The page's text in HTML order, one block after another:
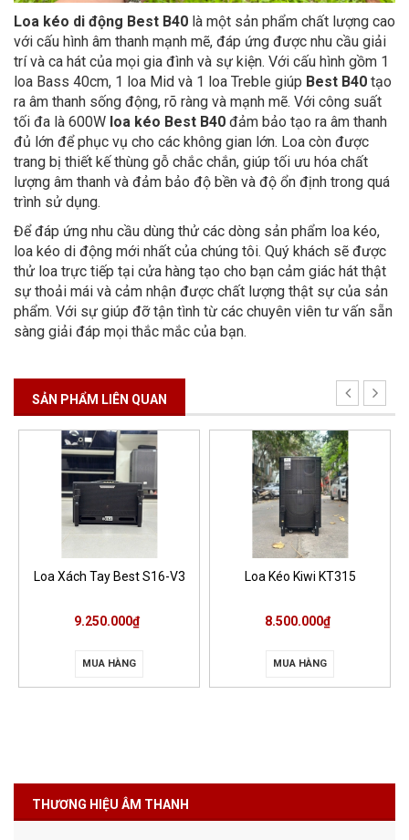
Loa kéo di động Best B40 là một sản phẩm chất lượng cao
với cấu hình âm thanh mạnh mẽ, đáp ứng được nhu cầu giải
trí và ca hát của mọi gia đình và sự kiện. Với cấu hình gồm 1
loa Bass 40cm, 1 loa Mid và 1 loa Treble giúp Best B40 tạo
ra âm thanh sống động, rõ ràng và mạnh mẽ. Với công suất
tối đa là 600W loa kéo Best B40 đảm bảo tạo ra âm thanh
đủ lớn để phục vụ cho các không gian lớn. Loa còn được
trang bị thiết kế thùng gỗ chắc chắn, giúp tối ưu hóa chất
lượng âm thanh và đảm bảo độ bền và độ ổn định trong quá
trình sử dụng.
Để đáp ứng nhu cầu dùng thử các dòng sản phẩm loa kéo,
loa kéo di động mới nhất của chúng tôi. Quý khách sẽ được
thử loa trực tiếp tại cửa hàng tạo cho bạn cảm giác hát thật
sự thoải mái và cảm nhận được chất lượng thật sự của sản
phẩm. Với sự giúp đỡ tận tình từ các chuyên viên tư vấn sẵn
sàng giải đáp mọi thắc mắc của bạn.
SẢN PHẨM LIÊN QUAN
Loa Xách Tay Best S16-V3
9.250.000₫
MUA HÀNG
Loa Kéo Kiwi KT315
8.500.000₫
MUA HÀNG
THƯƠNG HIỆU ÂM THANH